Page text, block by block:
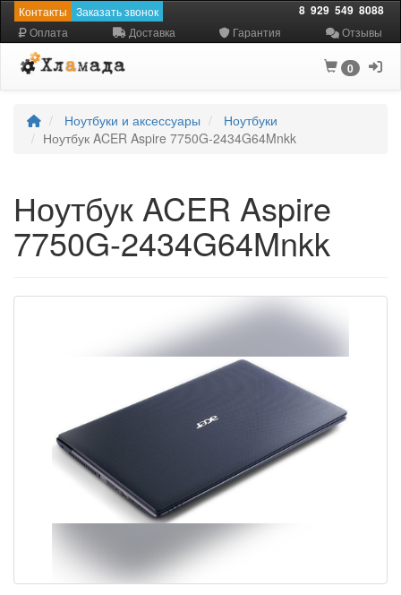
Контакты Заказать звонок 8 929 549 8088
Оплата Доставка Гарантия Отзывы
0
Ноутбуки и аксессуары
Ноутбуки
Ноутбук ACER Aspire 7750G-2434G64Mnkk
Ноутбук ACER Aspire
7750G-2434G64Mnkk